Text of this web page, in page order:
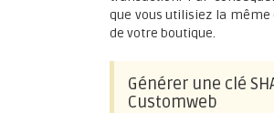
que vous utilisiez la même
de votre boutique.
Générer une clé
Customweb